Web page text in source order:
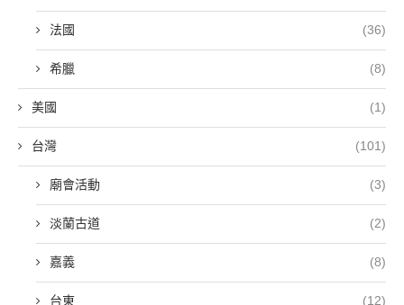
法國 (36)
希臘 (8)
美國 (1)
台灣 (101)
廟會活動 (3)
淡蘭古道 (2)
嘉義 (8)
台東 (12)